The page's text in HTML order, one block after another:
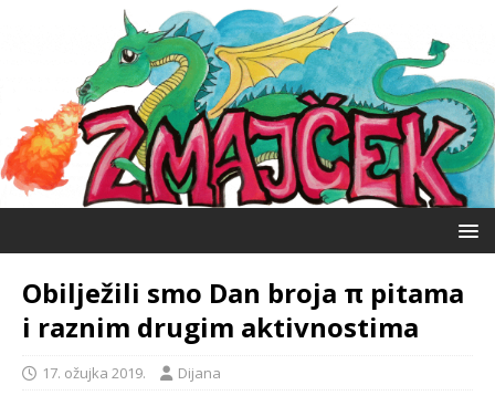
Obilježili smo Dan broja π pitama
i raznim drugim aktivnostima
17. ožujka 2019. Dijana